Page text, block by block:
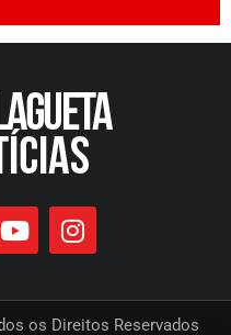
os Direitos Reservados